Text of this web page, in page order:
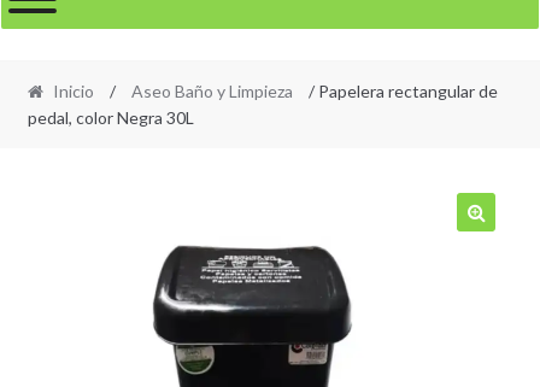
Inicio / Aseo Baño y Limpieza
/ Papelera rectangular de
pedal, color Negra 30L